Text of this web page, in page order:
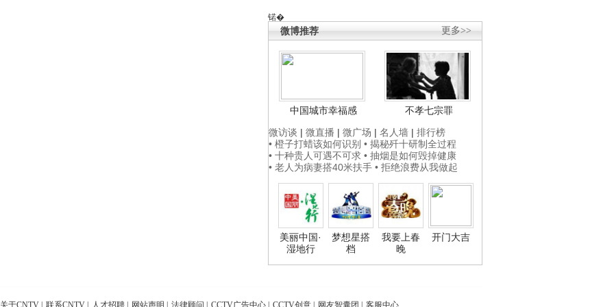
锘�
更多>>
微博推荐
中国城市幸福感
不孝七宗罪
微访谈 | 微直播 | 微广场 | 名人墙 | 排行榜
• 橙子打蜡该如何识别 • 揭秘歼十研制全过程
• 十种贵人可遇不可求 • 抽烟是如何毁掉健康
• 老人为病妻搭40米扶手 • 拒绝浪费从我做起
美丽中国·
湿地行
梦想星搭
档
我要上春
晚
开门大吉
关于CNTV 联系CNTV 人才招聘 网站声明 法律顾问 CCTV广告中心 CCTV创意 网友智囊团 客服中心